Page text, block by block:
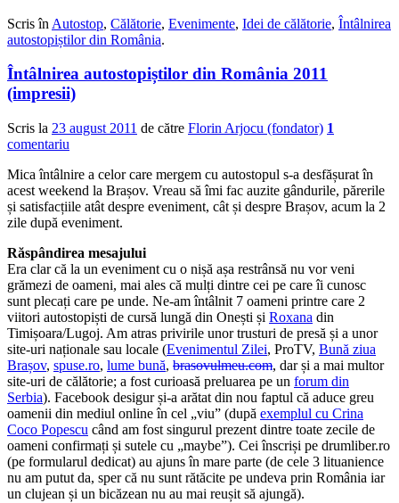
Scris în Autostop, Călătorie, Evenimente, Idei de călătorie, Întâlnirea
autostopiștilor din România.
Întâlnirea autostopiștilor din România 2011
(impresii)
Scris la 23 august 2011 de către Florin Arjocu (fondator) 1
comentariu
Mica întâlnire a celor care mergem cu autostopul s-a desfășurat în
acest weekend la Brașov. Vreau să îmi fac auzite gândurile, părerile
și satisfacțiile atât despre eveniment, cât și despre Brașov, acum la 2
zile după eveniment.
Răspândirea mesajului
Era clar că la un eveniment cu o nișă așa restrânsă nu vor veni
grămezi de oameni, mai ales că mulți dintre cei pe care îi cunosc
sunt plecați care pe unde. Ne-am întâlnit 7 oameni printre care 2
viitori autostopiști de cursă lungă din Onești și Roxana din
Timișoara/Lugoj. Am atras privirile unor trusturi de presă și a unor
site-uri naționale sau locale (Evenimentul Zilei, ProTV, Bună ziua
Brașov, spuse.ro, lume bună, brasovulmeu.com, dar și a mai multor
site-uri de călătorie; a fost curioasă preluarea pe un forum din
Serbia). Facebook desigur și-a arătat din nou faptul că aduce greu
oamenii din mediul online în cel „viu” (după exemplul cu Crina
Coco Popescu când am fost singurul prezent dintre toate zecile de
oameni confirmați și sutele cu „maybe”). Cei înscriși pe drumliber.ro
(pe formularul dedicat) au ajuns în mare parte (de cele 3 lituanience
nu am putut da, sper că nu sunt rătăcite pe undeva prin România iar
un clujean și un bicăzean nu au mai reușit să ajungă).